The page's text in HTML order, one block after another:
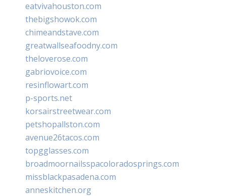
eatvivahouston.com
thebigshowok.com
chimeandstave.com
greatwallseafoodny.com
theloverose.com
gabriovoice.com
resinflowart.com
p-sports.net
korsairstreetwear.com
petshopallston.com
avenue26tacos.com
topgglasses.com
broadmoornailsspacoloradosprings.com
missblackpasadena.com
anneskitchen.org